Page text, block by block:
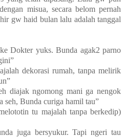
misua, secara belom pernah
gw haid bulan lalu adalah tanggal
Dokter yuks. Bunda agak2 parno
dekorasi rumah, tanpa melirik
diajak ngomong mani ga nengok
seh, Bunda curiga hamil tau”
tu majalah tanpa berkedip)
juga bersyukur. Tapi ngeri tau